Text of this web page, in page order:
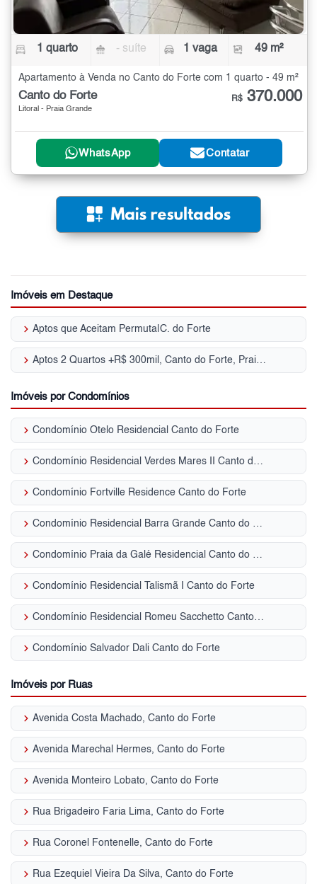
1 quarto - suíte 1 vaga 49 m²
Apartamento à Venda no Canto do Forte com 1 quarto - 49 m²
Canto do Forte
Litoral - Praia Grande
R$ 370.000
WhatsApp Contatar
Imóveis em Destaque
keyboard_arrow_right Aptos que Aceitam Permuta|C. do Forte
keyboard_arrow_right Aptos 2 Quartos +R$ 300mil, Canto do Forte, Praia Grande, SP
Imóveis por Condomínios
keyboard_arrow_right Condomínio Otelo Residencial Canto do Forte
keyboard_arrow_right Condomínio Residencial Verdes Mares II Canto do Forte
keyboard_arrow_right Condomínio Fortville Residence Canto do Forte
keyboard_arrow_right Condomínio Residencial Barra Grande Canto do Forte
keyboard_arrow_right Condomínio Praia da Galé Residencial Canto do Forte
keyboard_arrow_right Condomínio Residencial Talismã I Canto do Forte
keyboard_arrow_right Condomínio Residencial Romeu Sacchetto Canto do Forte
keyboard_arrow_right Condomínio Salvador Dali Canto do Forte
Imóveis por Ruas
keyboard_arrow_right Avenida Costa Machado, Canto do Forte
keyboard_arrow_right Avenida Marechal Hermes, Canto do Forte
keyboard_arrow_right Avenida Monteiro Lobato, Canto do Forte
keyboard_arrow_right Rua Brigadeiro Faria Lima, Canto do Forte
keyboard_arrow_right Rua Coronel Fontenelle, Canto do Forte
keyboard_arrow_right Rua Ezequiel Vieira Da Silva, Canto do Forte